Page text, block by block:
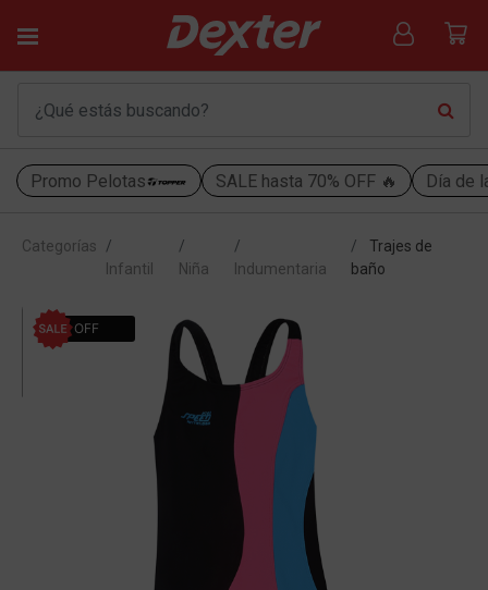
Promo Pelotas SALE hasta 70% OFF 🔥 Día de
Categorías
Infantil
Niña Indumentaria
Trajes de
baño
20% OFF